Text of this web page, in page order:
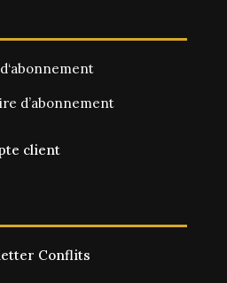
d’abonnement
client
Conflits